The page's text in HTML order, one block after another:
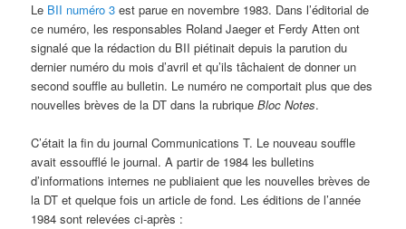
Le BII numéro 3 est parue en novembre 1983. Dans l’éditorial de
ce numéro, les responsables Roland Jaeger et Ferdy Atten ont
signalé que la rédaction du BII piétinait depuis la parution du
dernier numéro du mois d’avril et qu’ils tâchaient de donner un
second souffle au bulletin. Le numéro ne comportait plus que des
nouvelles brèves de la DT dans la rubriqueBloc Notes.
C’était la fin du journal Communications T. Le nouveau souffle
avait essoufflé le journal. A partir de 1984 les bulletins
d’informations internes ne publiaient que les nouvelles brèves de
la DT et quelque fois un article de fond. Les éditions de l’année
1984 sont relevées ci-après :